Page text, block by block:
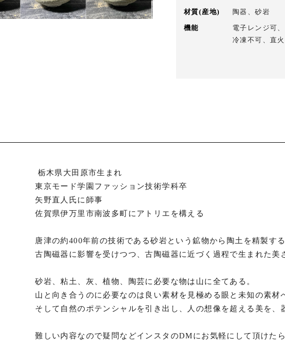
材質(産地) 陶器、砂岩
機能
電子レンジ可
冷凍不可、直
東京モード学園ファッション技術学科卒
矢野直人氏に師事
佐賀県伊万里市南波多町にアトリエを構える
唐津の約400年前の技術である砂岩という鉱物から陶土を精製す
古陶磁器に影響を受けつつ、古陶磁器に近づく過程で生まれた美
砂岩、粘土、灰、植物、陶芸に必要な物は山に全てある。
山と向き合うのに必要なのは良い素材を見極める眼と未知の素材
そして自然のポテンシャルを引き出し、人の想像を超える美を、
難しい内容なので疑問などインスタのDMにお気軽にして頂けた